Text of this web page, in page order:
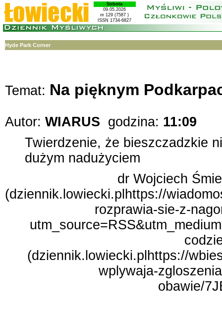
Sobota
09.05.2026
nr 129 (7587 )
ISSN 1734-6827
Hyde Park Corner
Temat: Na pięknym
Autor: WIARUS godzina: 11:09
Twierdzenie, że bieszczadzkie
dużym nadużyciem
dr Wojciech
(dziennik.lowiecki.plhttps://
rozprawia-sie-z-
(dziennik.lowiecki.plhttps://
wplywaja-
obawie/